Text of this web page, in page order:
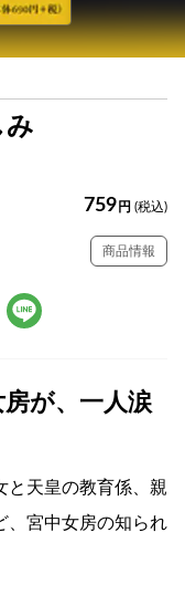
み
759 円 (税込)
商品情報
が、一人涙
と天皇の教育係、親
、宮中女房の知られ